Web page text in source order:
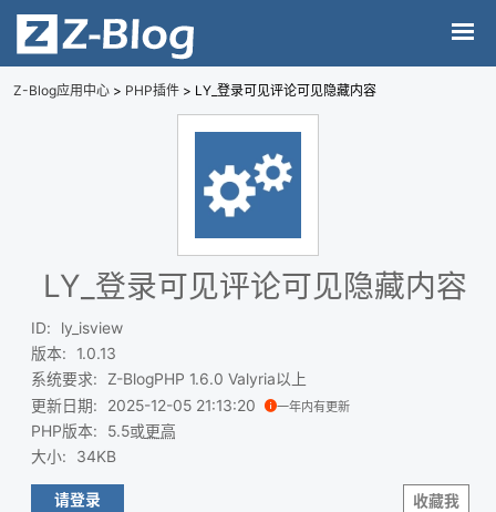
Z-Blog应用中心 > PHP插件 > LY_登录可见评论可见隐藏内容
LY_登录可见评论可见隐藏内容
ID:
ly_isview
版本:
1.0.13
系统要求:
Z-BlogPHP 1.6.0 Valyria以上
更新日期: 2025-12-05 21:13:20 一年内有更新
PHP版本: 5.5或更高
大小: 34KB
收藏我
请登录